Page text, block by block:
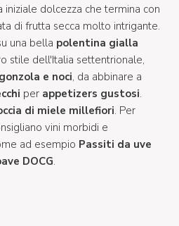
dolcezza che termina con
di frutta secca molto intrigante.
una bella polentina gialla
stile dell'Italia settentrionale,
e noci, da abbinare a
per appetizers gustosi.
di miele millefiori. Per
vini morbidi e
ad esempio Passiti da uve
DOCG.